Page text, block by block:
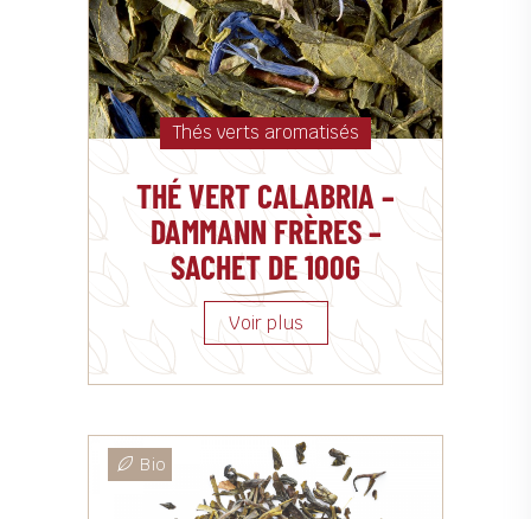
Thés verts aromatisés
THÉ VERT CALABRIA –
DAMMANN FRÈRES –
SACHET DE 100G
Bio